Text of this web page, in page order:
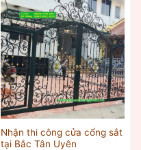
Nhận thi công cửa cổng sắt
tại Bắc Tân Uyên